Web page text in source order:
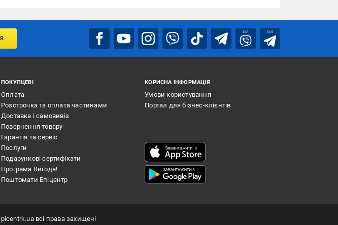
bot bot
ПОКУПЦЕВІ
Оплата
Розстрочка та оплата частинами
Доставка і самовивіз
Повернення товару
Гарантія та сервіс
Послуги
Подарункові сертифікати
Програма Вигода!
Поштомати Епіцентр
КОРИСНА ІНФОРМАЦІЯ
Умови користування
Портал для бізнес-клієнтів
всі права захищені